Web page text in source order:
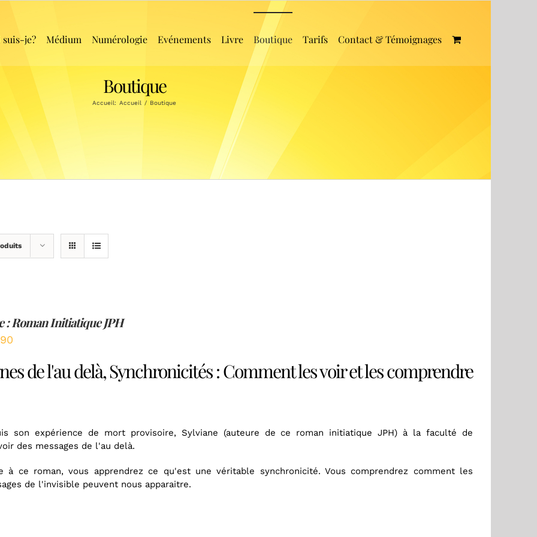
suis-je? Médium Numérologie Evénements Livre Boutique Tarifs Contact & Témoignages
Boutique
Accueil: Accueil / Boutique
: Roman Initiatique JPH
de l'au delà, Synchronicités : Comment les voir et les comprendre
son expérience de mort provisoire, Sylviane (auteure de ce roman initiatique JPH) à la faculté de
des messages de l'au delà.
à ce roman, vous apprendrez ce qu'est une véritable synchronicité. Vous comprendrez comment les
de l'invisible peuvent nous apparaitre.